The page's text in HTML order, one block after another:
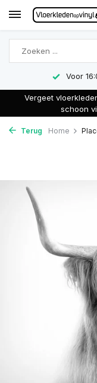
Voor
Vergeet
schoon
Terug Home